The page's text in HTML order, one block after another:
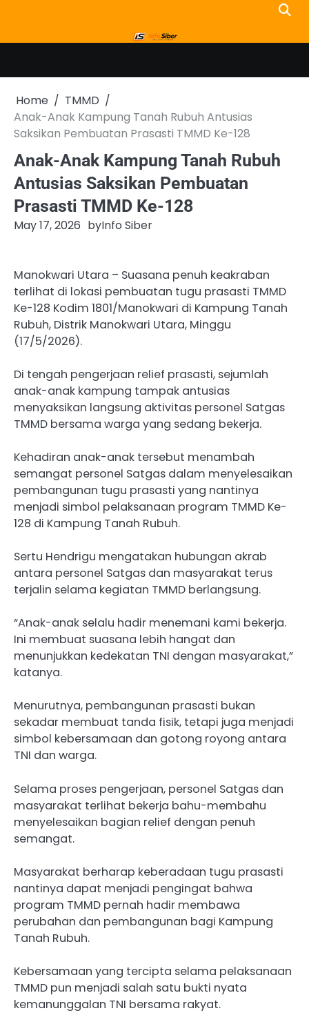
content
Home
TMMD
Anak-Anak Kampung Tanah Rubuh Antusias
Saksikan Pembuatan Prasasti TMMD Ke-128
Anak-Anak Kampung Tanah Rubuh
Antusias Saksikan Pembuatan
Prasasti TMMD Ke-128
May 17, 2026 byInfo Siber
Manokwari Utara – Suasana penuh keakraban
terlihat di lokasi pembuatan tugu prasasti TMMD
Ke-128 Kodim 1801/Manokwari di Kampung Tanah
Rubuh, Distrik Manokwari Utara, Minggu
(17/5/2026).
Di tengah pengerjaan relief prasasti, sejumlah
anak-anak kampung tampak antusias
menyaksikan langsung aktivitas personel Satgas
TMMD bersama warga yang sedang bekerja.
Kehadiran anak-anak tersebut menambah
semangat personel Satgas dalam menyelesaikan
pembangunan tugu prasasti yang nantinya
menjadi simbol pelaksanaan program TMMD Ke-
128 di Kampung Tanah Rubuh.
Sertu Hendrigu mengatakan hubungan akrab
antara personel Satgas dan masyarakat terus
terjalin selama kegiatan TMMD berlangsung.
“Anak-anak selalu hadir menemani kami bekerja.
Ini membuat suasana lebih hangat dan
menunjukkan kedekatan TNI dengan masyarakat,”
katanya.
Menurutnya, pembangunan prasasti bukan
sekadar membuat tanda fisik, tetapi juga menjadi
simbol kebersamaan dan gotong royong antara
TNI dan warga.
Selama proses pengerjaan, personel Satgas dan
masyarakat terlihat bekerja bahu-membahu
menyelesaikan bagian relief dengan penuh
semangat.
Masyarakat berharap keberadaan tugu prasasti
nantinya dapat menjadi pengingat bahwa
program TMMD pernah hadir membawa
perubahan dan pembangunan bagi Kampung
Tanah Rubuh.
Kebersamaan yang tercipta selama pelaksanaan
TMMD pun menjadi salah satu bukti nyata
kemanunggalan TNI bersama rakyat.